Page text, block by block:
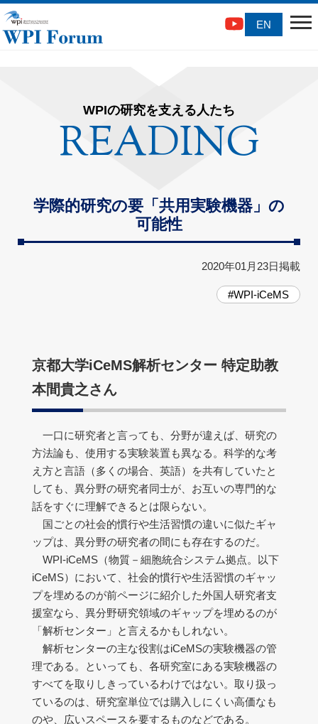
EN
WPIの研究を支える人たち
READING
学際的研究の要「共用実験機器」の
可能性
2020年01月23日掲載
#WPI-iCeMS
京都大学iCeMS解析センター 特定助教
本間貴之さん
一口に研究者と言っても、分野が違えば、研究の
方法論も、使用する実験装置も異なる。科学的な考
え方と言語（多くの場合、英語）を共有していたと
しても、異分野の研究者同士が、お互いの専門的な
話をすぐに理解できるとは限らない。
国ごとの社会的慣行や生活習慣の違いに似たギャ
ップは、異分野の研究者の間にも存在するのだ。
WPI-iCeMS（物質－細胞統合システム拠点。以下
iCeMS）において、社会的慣行や生活習慣のギャッ
プを埋めるのが前ページに紹介した外国人研究者支
援室なら、異分野研究領域のギャップを埋めるのが
「解析センター」と言えるかもしれない。
解析センターの主な役割はiCeMSの実験機器の管
理である。といっても、各研究室にある実験機器の
すべてを取りしきっているわけではない。取り扱っ
ているのは、研究室単位では購入しにくい高価なも
のや、広いスペースを要するものなどである。